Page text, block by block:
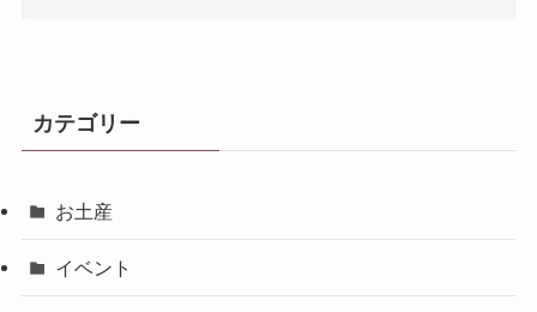
カテゴリー
お土産
イベント